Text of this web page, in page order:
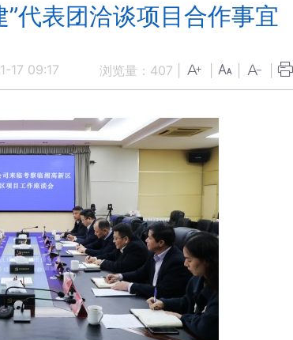
代表团洽谈项目合作事宜
17 09:17 浏览量： 407